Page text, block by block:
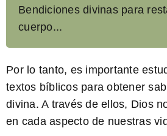
Bendiciones divinas para
cuerpo...
Por lo tanto, es importante
textos bíblicos para obtener
divina. A través de ellos, Dios
en cada aspecto de nuestras